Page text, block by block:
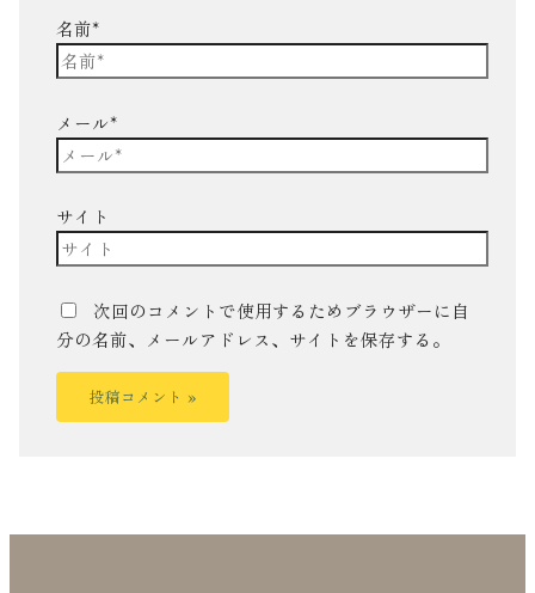
名前*
メール*
サイト
次回のコメントで使用するためブラウザーに自
分の名前、メールアドレス、サイトを保存する。